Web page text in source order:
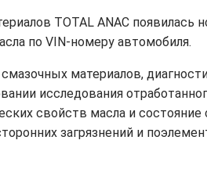
TOTAL ANAC появилась
по VIN-номеру автомобиля.
материалов,
исследования
свойств масла и
загрязнений и